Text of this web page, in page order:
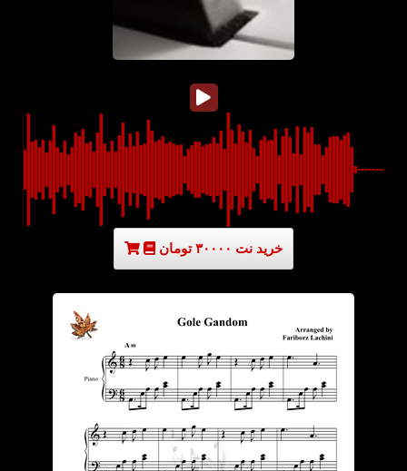
خرید نت ۳۰۰۰۰ تومان